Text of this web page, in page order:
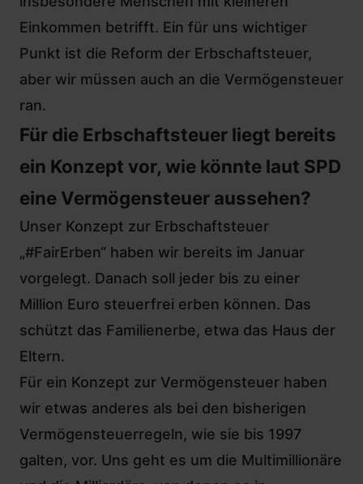
Einkommen betrifft. Ein für uns wichtiger
Punkt ist die Reform der Erbschaftsteuer,
aber wir müssen auch an die Vermögensteuer
ran.
Für die Erbschaftsteuer liegt bereits
ein Konzept vor, wie könnte laut SPD
eine Vermögensteuer aussehen?
Unser Konzept zur Erbschaftsteuer
„#FairErben“ haben wir bereits im Januar
vorgelegt. Danach soll jeder bis zu einer
Million Euro steuerfrei erben können. Das
schützt das Familienerbe, etwa das Haus der
Eltern.
Für ein Konzept zur Vermögensteuer haben
wir etwas anderes als bei den bisherigen
Vermögensteuerregeln, wie sie bis 1997
galten, vor. Uns geht es um die Multimillionäre